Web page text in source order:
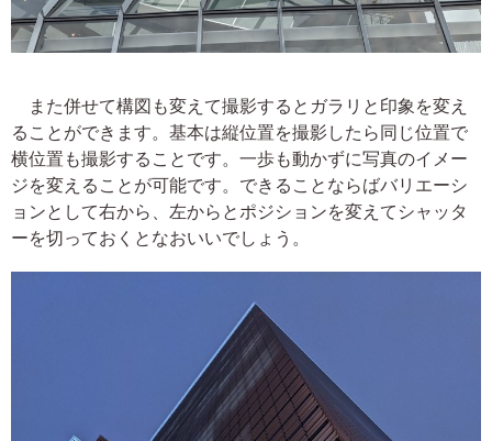
また併せて構図も変えて撮影するとガラリと印象を変え
ることができます。基本は縦位置を撮影したら同じ位置で
横位置も撮影することです。一歩も動かずに写真のイメー
ジを変えることが可能です。できることならばバリエーシ
ョンとして右から、左からとポジションを変えてシャッタ
ーを切っておくとなおいいでしょう。